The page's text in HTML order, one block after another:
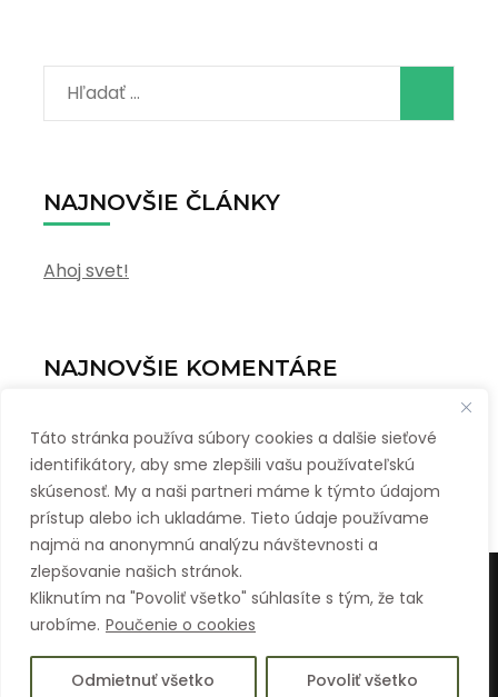
Táto stránka používa súbory cookies a dalšie sieťové
identifikátory, aby sme zlepšili vašu používateľskú
skúsenosť. My a naši partneri máme k týmto údajom
prístup alebo ich ukladáme. Tieto údaje používame
najmä na anonymnú analýzu návštevnosti a
zlepšovanie našich stránok.
Kliknutím na "Povoliť všetko" súhlasíte s tým, že tak
urobíme. Poučenie o cookies
Odmietnuť všetko Povoliť všetko
NAJNOVŠIE ČLÁNKY
Ahoj svet!
NAJNOVŠIE KOMENTÁRE
WordPress CommenterkomentovalAhoj svet!
© Copyright 2023 Požičovňa ŽeliezovceTravel Agency |
VytvorilRara Themes
Obchodné podmienky
Ochrana osobných údajov a poučenie o cookies